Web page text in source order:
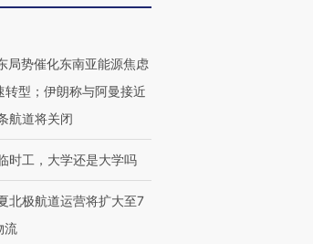
局势催化东南亚能源焦虑
转型；伊朗称与阿曼接近
航道将关闭
时工，大学还是大学吗
北极航道运营将扩大至7
流